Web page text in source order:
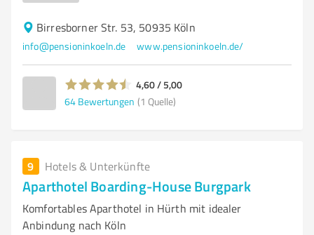
Birresborner Str. 53, 50935 Köln
info@pensioninkoeln.de www.pensioninkoeln.de/
4,60 / 5,00
64 Bewertungen (1 Quelle)
9 Hotels & Unterkünfte
Aparthotel Boarding-House Burgpark
Komfortables Aparthotel in Hürth mit idealer
Anbindung nach Köln